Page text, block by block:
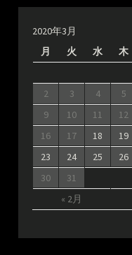
2020年3月
月
火 水 木
« 2月
2
3 4 5
9
10 11 12
16
17 18 19
23
24 25 26
30
31